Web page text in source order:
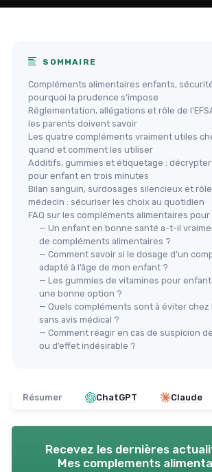
SOMMAIRE
Compléments alimentaires enfants,
pourquoi la prudence s’impose
Réglementation, allégations et rôle de
les parents doivent savoir
Les quatre compléments vraiment utiles
quand et comment les utiliser
Additifs, gummies et étiquetage :
pour enfant en trois minutes
Bilan sanguin, surdosages silencieux et
médecin : sécuriser les choix au quotidien
FAQ sur les compléments alimentaires
— Un enfant en bonne santé a-t-il
de compléments alimentaires ?
— Comment savoir si le dosage d’un
adapté à l’âge de mon enfant ?
— Les gummies de vitamines pour
une bonne option ?
— Quels compléments sont à éviter chez
sans avis médical ?
— Comment réagir en cas de suspicion
ou d’effet indésirable ?
Résumer ChatGPT Claude
Recevez les dernières
Mes complements